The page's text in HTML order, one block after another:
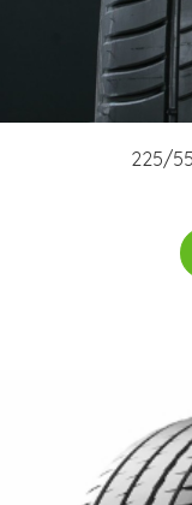
225/